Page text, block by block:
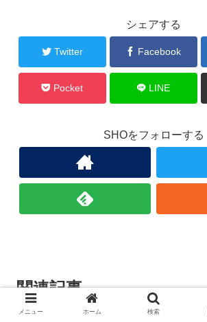
シェアする
Twitter Facebook
Pocket LINE
SHOをフォローする
関連記事
メニュー ホーム 検索